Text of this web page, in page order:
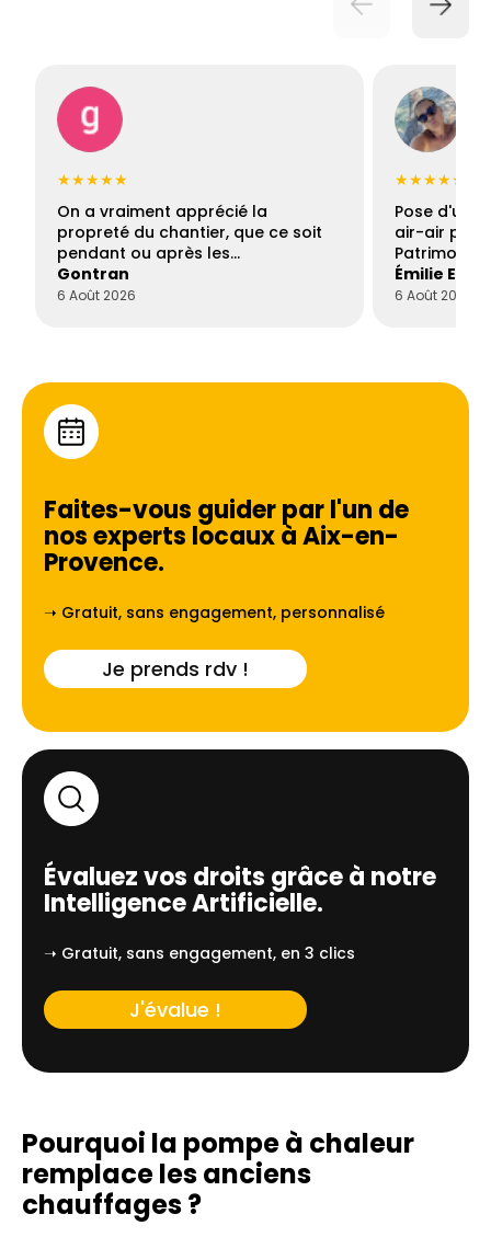
★★★★★
On a vraiment apprécié la
propreté du chantier, que ce soit
pendant ou après les…
Gontran
6 Août 2026
★★★★★
Pose d'une
air-air par
Patrimoine
Émilie
6 Août 2026
Faites-vous guider par l'un de
nos experts locaux àAix-en-
Provence.
➝ Gratuit, sans engagement, personnalisé
Je prends rdv !
Évaluez vos droits grâce à notre
Intelligence Artificielle.
➝ Gratuit, sans engagement, en 3 clics
J'évalue !
Pourquoi la pompe à chaleur
remplaceles anciens
chauffages ?